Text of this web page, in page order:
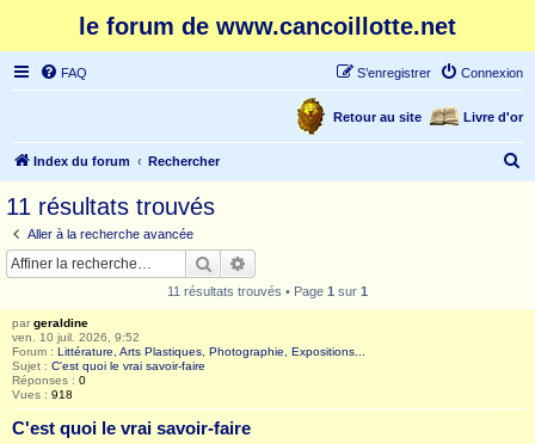
le forum de www.cancoillotte.net
FAQ Connexion
S’enregistrer
Livre d'or
Retour au site
Index du forum Rechercher
11 résultats trouvés
Aller à la recherche avancée
Rechercher
11 résultats trouvés • Page 1 sur 1
par geraldine
ven. 10 juil. 2026, 9:52
Forum : Littérature, Arts Plastiques, Photographie, Expositions...
Sujet : C'est quoi le vrai savoir-faire
Réponses : 0
Vues : 918
C'est quoi le vrai savoir-faire